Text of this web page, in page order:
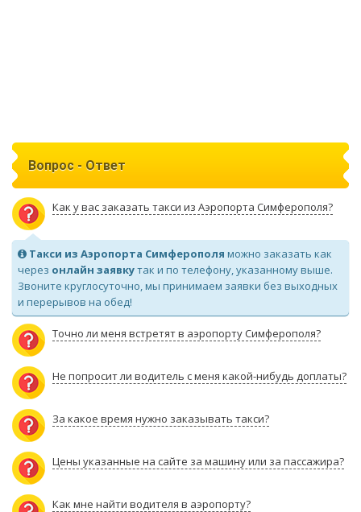
Вопрос - Ответ
Как у вас заказать такси из Аэропорта Симферополя?
Такси из Аэропорта Симферополя можно заказать как
через онлайн заявкутак и по телефону, указанному выше.
Звоните круглосуточно, мы принимаем заявки без выходных
и перерывов на обед!
Точно ли меня встретят в аэропорту Симферополя?
Не попросит ли водитель с меня какой-нибудь доплаты?
За какое время нужно заказывать такси?
Цены указанные на сайте за машину или за пассажира?
Как мне найти водителя в аэропорту?